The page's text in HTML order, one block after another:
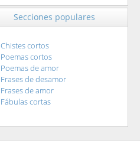
Secciones populares
Chistes cortos
Poemas cortos
Poemas de amor
Frases de desamor
Frases de amor
Fábulas cortas